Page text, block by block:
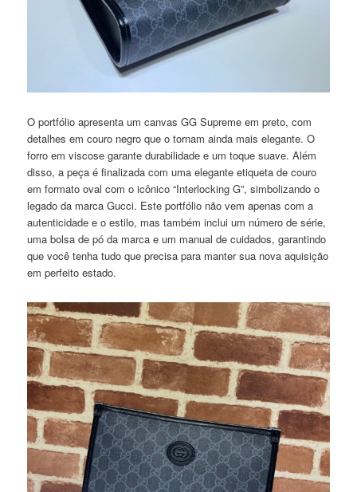
O portfólio apresenta um canvas GG Supreme em preto, com
detalhes em couro negro que o tornam ainda mais elegante. O
forro em viscose garante durabilidade e um toque suave. Além
disso, a peça é finalizada com uma elegante etiqueta de couro
em formato oval com o icônico “Interlocking G”, simbolizando o
legado da marca Gucci. Este portfólio não vem apenas com a
autenticidade e o estilo, mas também inclui um número de série,
uma bolsa de pó da marca e um manual de cuidados, garantindo
que você tenha tudo que precisa para manter sua nova aquisição
em perfeito estado.